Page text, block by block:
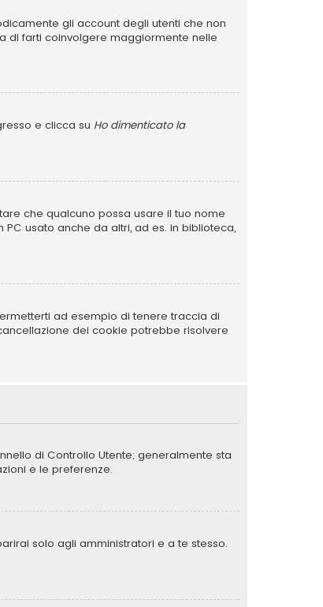
gli account degli utenti che non
di farti coinvolgere maggiormente nelle
e clicca su Ho dimenticato la
che qualcuno possa usare il tuo nome
usato anche da altri, ad es. in biblioteca,
ad esempio di tenere traccia di
dei cookie potrebbe risolvere
di Controllo Utente; generalmente sta
e le preferenze.
solo agli amministratori e a te stesso.